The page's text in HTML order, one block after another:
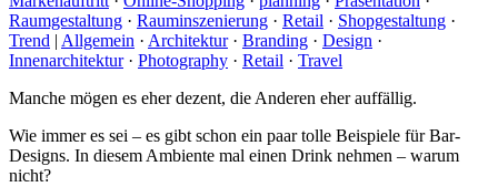
Raumgestaltung · Rauminszenierung · Retail · Shopgestaltung ·
Trend | Allgemein · Architektur· Branding · Design ·
Innenarchitektur· Photography · Retail · Travel
Manche mögen es eher dezent, die Anderen eher auffällig.
Wie immer es sei – es gibt schon ein paar tolle Beispiele für Bar-
Designs. In diesem Ambiente mal einen Drink nehmen – warum
nicht?